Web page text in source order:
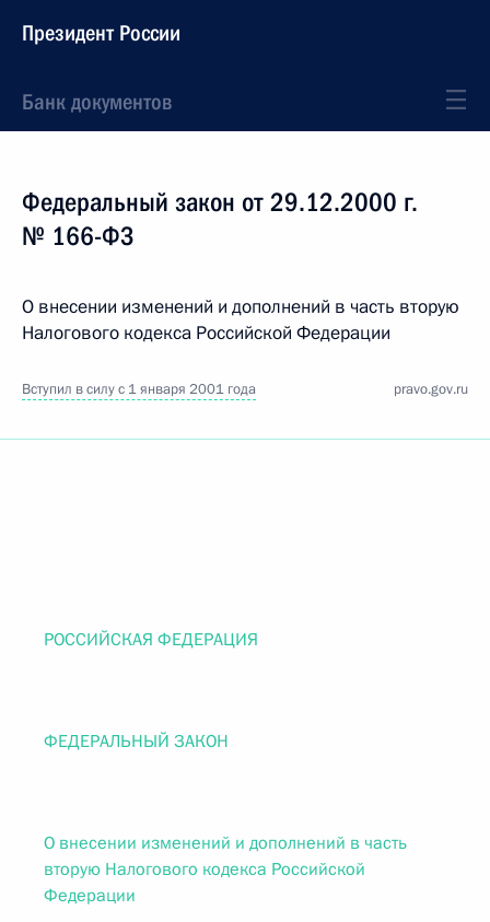
Президент России
Банк документов
Федеральный закон от 29.12.2000 г.
№ 166-ФЗ
О внесении изменений и дополнений в часть вторую
Налогового кодекса Российской Федерации
Вступил в силу с 1 января 2001 года pravo.gov.ru
РОССИЙСКАЯ ФЕДЕРАЦИЯ
ФЕДЕРАЛЬНЫЙ ЗАКОН
О внесении изменений и дополнений в часть
вторую Налогового кодекса Российской
Федерации